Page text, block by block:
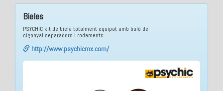
Bieles
PSYCHIC kit de biela totalment equipat amb buló de
cigonyal separadors i rodaments.
http://www.psychicmx.com/